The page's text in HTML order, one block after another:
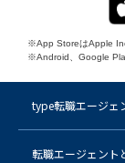
※App StoreはApple
※Android、Google
type転職エージェ
転職エージェント